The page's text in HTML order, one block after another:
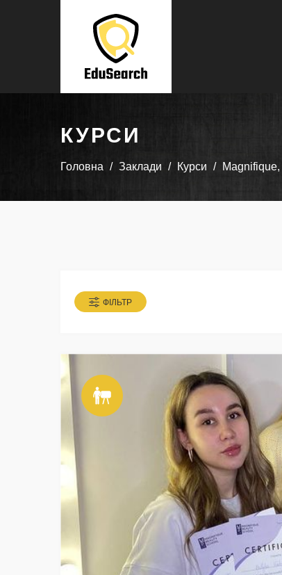
КУРСИ
Головна Заклади Курси
ФІЛЬТР